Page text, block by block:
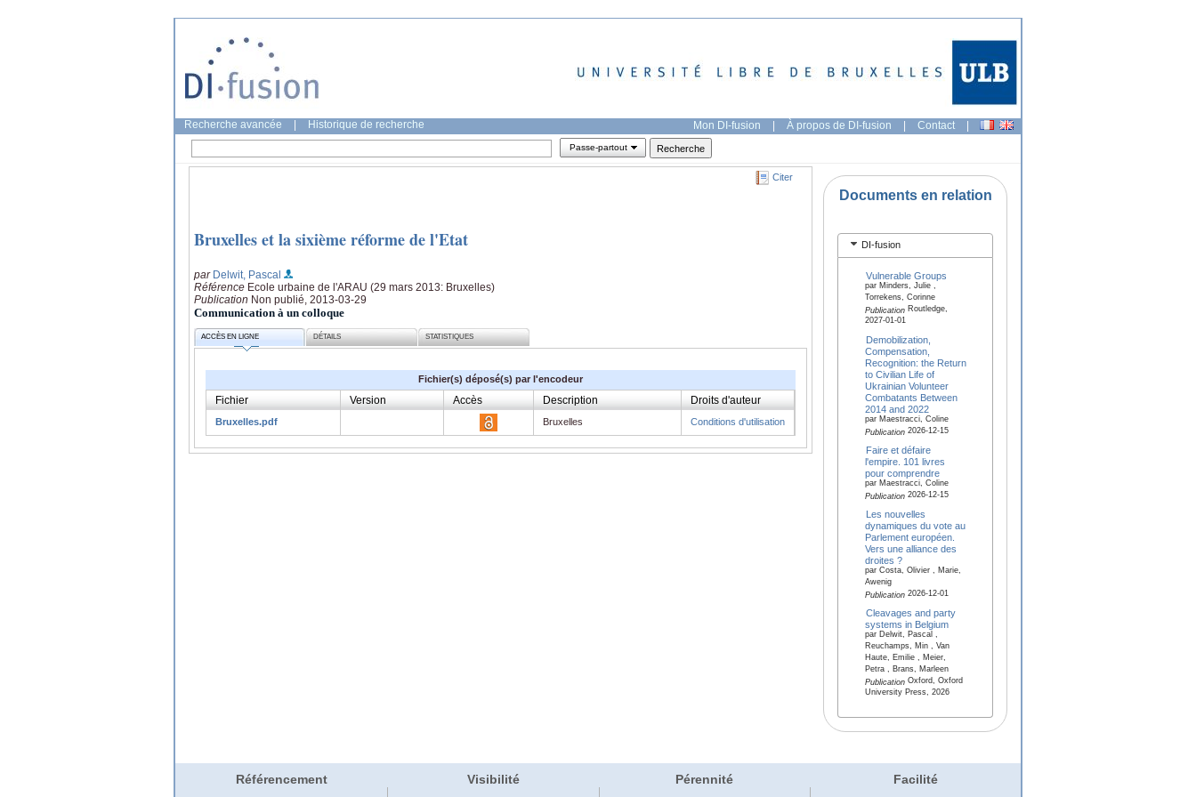
Recherche avancée Historique de recherche Mon DI-fusion | À propos de DI-fusion | Contact |
Passe-partout
Citer
Bruxelles et la sixième réforme de l'Etat
par Delwit, Pascal
Référence Ecole urbaine de l'ARAU (29 mars 2013: Bruxelles)
Publication Non publié, 2013-03-29
Communication à un colloque
ACCÈS EN LIGNE DÉTAILS STATISTIQUES
Fichier(s) déposé(s) par l'encodeur
Fichier Version Accès Description Droits d'auteur
Bruxelles.pdf Bruxelles Conditions d'utilisation
Documents en relation
DI-fusion
Vulnerable Groups
par Minders, Julie ,
Torrekens, Corinne
PublicationRoutledge,
2027-01-01
Demobilization,
Compensation,
Recognition: the Return
to Civilian Life of
Ukrainian Volunteer
Combatants Between
2014 and 2022
par Maestracci, Coline
Publication2026-12-15
Faire et défaire
l'empire. 101 livres
pour comprendre
par Maestracci, Coline
Publication2026-12-15
Les nouvelles
dynamiques du vote au
Parlement européen.
Vers une alliance des
droites ?
par Costa, Olivier , Marie,
Awenig
Publication2026-12-01
Cleavages and party
systems in Belgium
par Delwit, Pascal ,
Reuchamps, Min , Van
Haute, Emilie , Meier,
Petra , Brans, Marleen
PublicationOxford, Oxford
University Press, 2026
Référencement Visibilité Pérennité Facilité